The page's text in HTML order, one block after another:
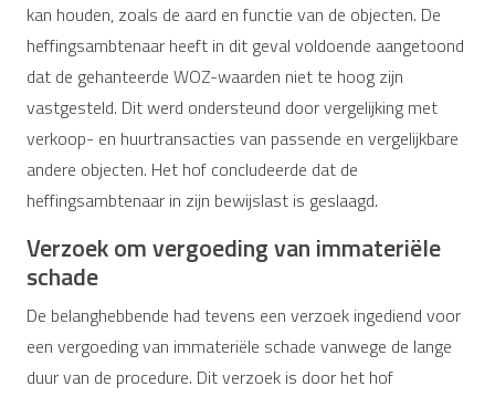
kan houden, zoals de aard en functie van de objecten. De
heffingsambtenaar heeft in dit geval voldoende aangetoond
dat de gehanteerde WOZ-waarden niet te hoog zijn
vastgesteld. Dit werd ondersteund door vergelijking met
verkoop- en huurtransacties van passende en vergelijkbare
andere objecten. Het hof concludeerde dat de
heffingsambtenaar in zijn bewijslast is geslaagd.
Verzoek om vergoeding van immateriële
schade
De belanghebbende had tevens een verzoek ingediend voor
een vergoeding van immateriële schade vanwege de lange
duur van de procedure. Dit verzoek is door het hof